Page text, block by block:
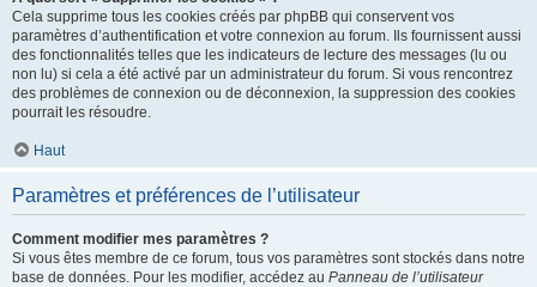
Cela supprime tous les cookies créés par phpBB qui conservent vos
paramètres d’authentification et votre connexion au forum. Ils fournissent aussi
des fonctionnalités telles que les indicateurs de lecture des messages (lu ou
non lu) si cela a été activé par un administrateur du forum. Si vous rencontrez
des problèmes de connexion ou de déconnexion, la suppression des cookies
pourrait les résoudre.
Haut
Paramètres et préférences de l’utilisateur
Comment modifier mes paramètres ?
Si vous êtes membre de ce forum, tous vos paramètres sont stockés dans notre
base de données. Pour les modifier, accédez au Panneau de l’utilisateur